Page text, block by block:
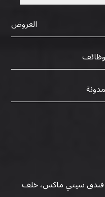
العروض
مقابل فندق سيتي ماكس، خلف